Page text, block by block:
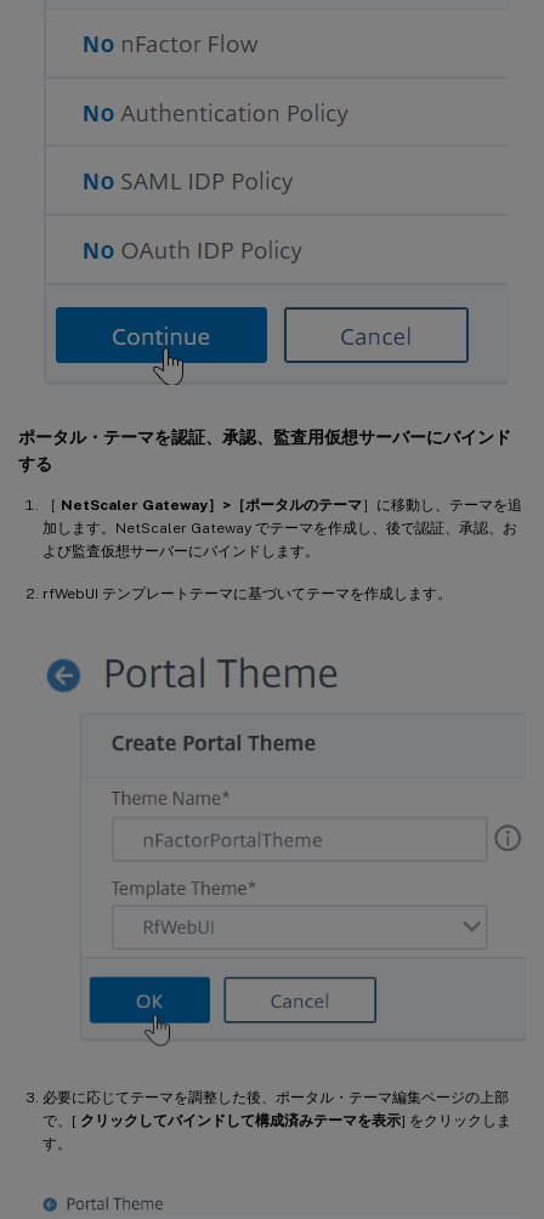
ポータル・テーマを認証、承認、監査用仮想サーバーにバインド
する
［ NetScaler Gateway］>［ポータルのテーマ］に移動し、テーマを追
加します。NetScaler Gateway でテーマを作成し、後で認証、承認、お
よび監査仮想サーバーにバインドします。
rfWebUI テンプレートテーマに基づいてテーマを作成します。
必要に応じてテーマを調整した後、ポータル・テーマ編集ページの上部
で、[ クリックしてバインドして構成済みテーマを表示] をクリックしま
す。